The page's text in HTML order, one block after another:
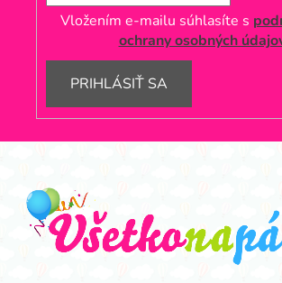
Vložením e-mailu súhlasíte s
ochrany osobných
PRIHLÁSIŤ SA
Z